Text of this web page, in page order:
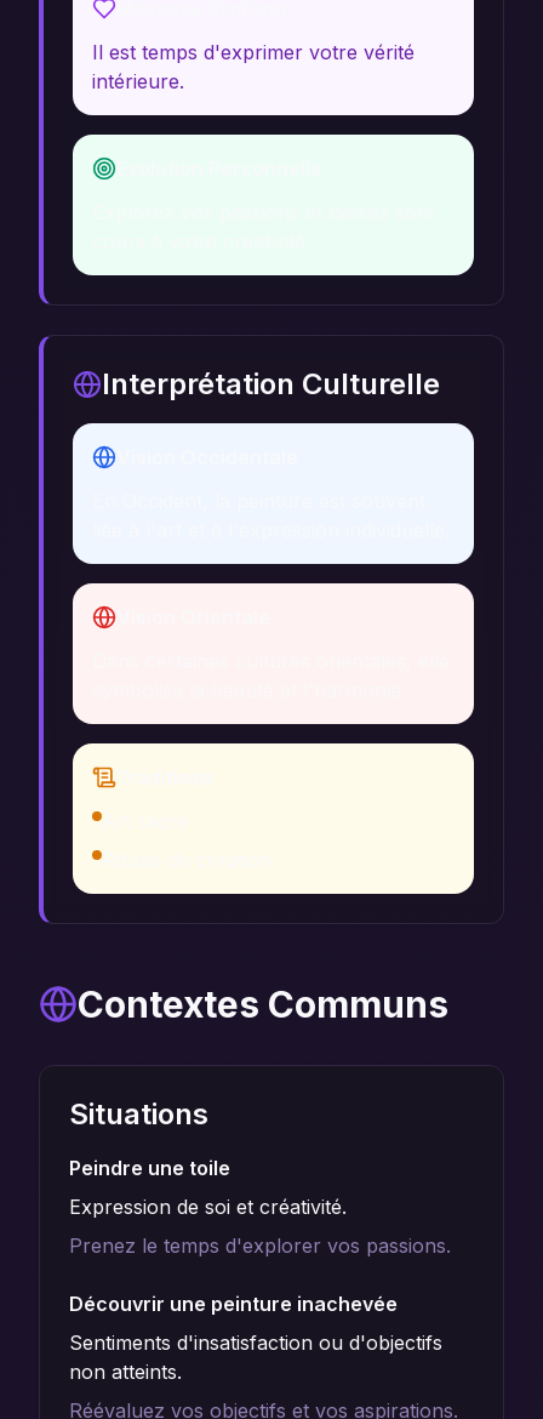
Il est temps d'exprimer votre vérité
intérieure.
Interprétation Culturelle
Contextes Communs
Situations
Peindre une toile
Expression de soi et créativité.
Prenez le temps d'explorer vos passions.
Découvrir une peinture inachevée
Sentiments d'insatisfaction ou d'objectifs
non atteints.
Réévaluez vos objectifs et vos aspirations.